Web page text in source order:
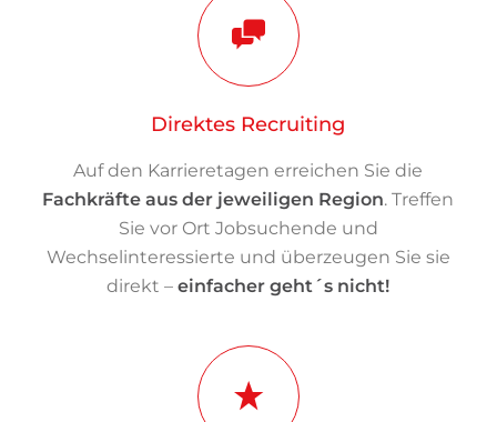
Direktes Recruiting
Auf den Karrieretagen erreichen Sie die
Fachkräfte aus der jeweiligen Region. Treffen
Sie vor Ort Jobsuchende und
Wechselinteressierte und überzeugen Sie sie
direkt –einfacher geht´s nicht!